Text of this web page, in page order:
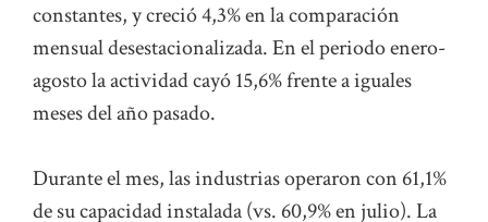
constantes, y creció 4,3% en la comparación
mensual desestacionalizada. En el periodo enero-
agosto la actividad cayó 15,6% frente a iguales
meses del año pasado.
Durante el mes, las industrias operaron con 61,1%
de su capacidad instalada (vs. 60,9% en julio). La